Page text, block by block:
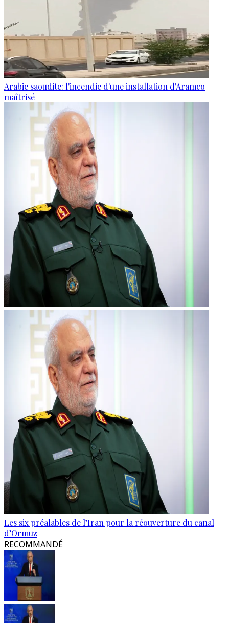
Arabie saoudite: l'incendie d'une installation d'Aramco
maîtrisé
Les six préalables de l’Iran pour la réouverture du canal
d’Ormuz
RECOMMANDÉ